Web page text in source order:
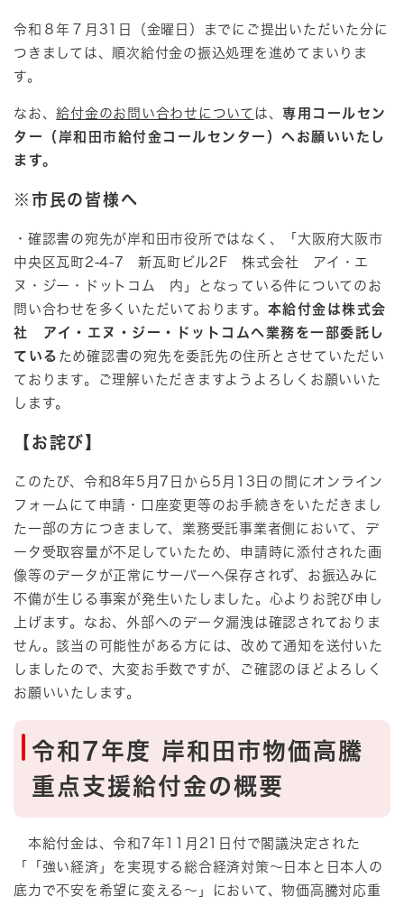
令和８年７月31日（金曜日）までにご提出いただいた分に
つきましては、順次給付金の振込処理を進めてまいりま
す。
なお、給付金のお問い合わせについて は、専用コールセン
ター（岸和田市給付金コールセンター）へお願いいたし
ます。
※市民の皆様へ
・確認書の宛先が岸和田市役所ではなく、「大阪府大阪市
中央区瓦町2-4-7 新瓦町ビル2F 株式会社 アイ・エ
ヌ・ジー・ドットコム 内」となっている件についてのお
問い合わせを多くいただいております。 本給付金は株式会
社 アイ・エヌ・ジー・ドットコムへ業務を一部委託し
ている ため確認書の宛先を委託先の住所とさせていただい
ております。ご理解いただきますようよろしくお願いいた
します。
【お詫び】
このたび、令和8年5月7日から5月13日の間にオンライン
フォームにて申請・口座変更等のお手続きをいただきまし
た一部の方につきまして、業務受託事業者側において、デ
ータ受取容量が不足していたため、申請時に添付された画
像等のデータが正常にサーバーへ保存されず、お振込みに
不備が生じる事案が発生いたしました。心よりお詫び申し
上げます。なお、外部へのデータ漏洩は確認されておりま
せん。該当の可能性がある方には、改めて通知を送付いた
しましたので、大変お手数ですが、ご確認のほどよろしく
お願いいたします。
令和7年度 岸和田市物価高騰
重点支援給付金​​の概要
本給付金は、令和7年11月21日付で閣議決定された
「「強い経済」を実現する総合経済対策～日本と日本人の
底力で不安を希望に変える～」において、物価高騰対応重